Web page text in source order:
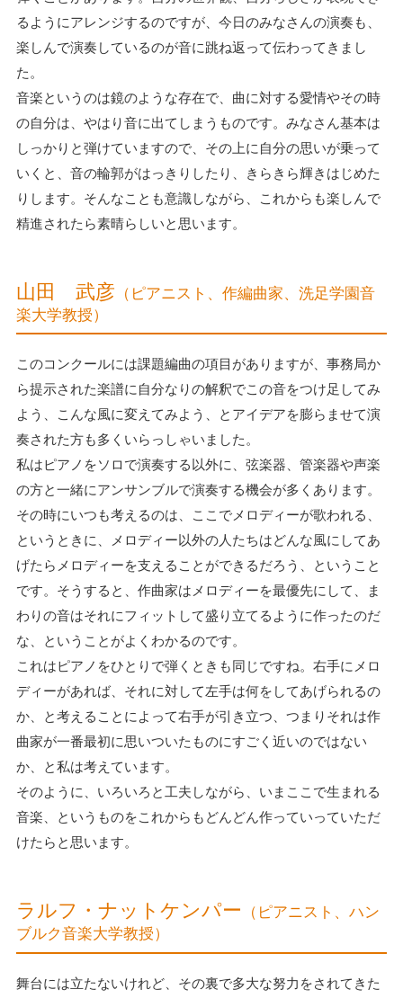
るようにアレンジするのですが、今日のみなさんの演奏も、
楽しんで演奏しているのが音に跳ね返って伝わってきまし
た。
音楽というのは鏡のような存在で、曲に対する愛情やその時
の自分は、やはり音に出てしまうものです。みなさん基本は
しっかりと弾けていますので、その上に自分の思いが乗って
いくと、音の輪郭がはっきりしたり、きらきら輝きはじめた
りします。そんなことも意識しながら、これからも楽しんで
精進されたら素晴らしいと思います。
山田 武彦 （ピアニスト、作編曲家、洗足学園音
楽大学教授）
このコンクールには課題編曲の項目がありますが、事務局か
ら提示された楽譜に自分なりの解釈でこの音をつけ足してみ
よう、こんな風に変えてみよう、とアイデアを膨らませて演
奏された方も多くいらっしゃいました。
私はピアノをソロで演奏する以外に、弦楽器、管楽器や声楽
の方と一緒にアンサンブルで演奏する機会が多くあります。
その時にいつも考えるのは、ここでメロディーが歌われる、
というときに、メロディー以外の人たちはどんな風にしてあ
げたらメロディーを支えることができるだろう、ということ
です。そうすると、作曲家はメロディーを最優先にして、ま
わりの音はそれにフィットして盛り立てるように作ったのだ
な、ということがよくわかるのです。
これはピアノをひとりで弾くときも同じですね。右手にメロ
ディーがあれば、それに対して左手は何をしてあげられるの
か、と考えることによって右手が引き立つ、つまりそれは作
曲家が一番最初に思いついたものにすごく近いのではない
か、と私は考えています。
そのように、いろいろと工夫しながら、いまここで生まれる
音楽、というものをこれからもどんどん作っていっていただ
けたらと思います。
ラルフ・ナットケンパー
（ピアニスト、ハン
ブルク音楽大学教授）
舞台には立たないけれど、その裏で多大な努力をされてきた